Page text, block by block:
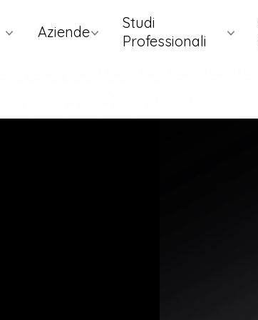
Aziende
Studi
Professionali